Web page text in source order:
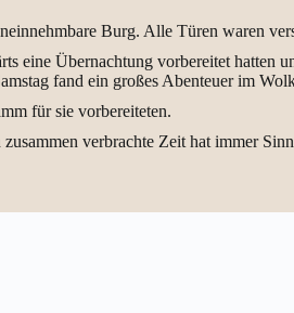
Burg. Alle Türen waren
eine Übernachtung vorbereitet hatten
fand ein großes Abenteuer im
für sie vorbereiteten.
verbrachte Zeit hat immer